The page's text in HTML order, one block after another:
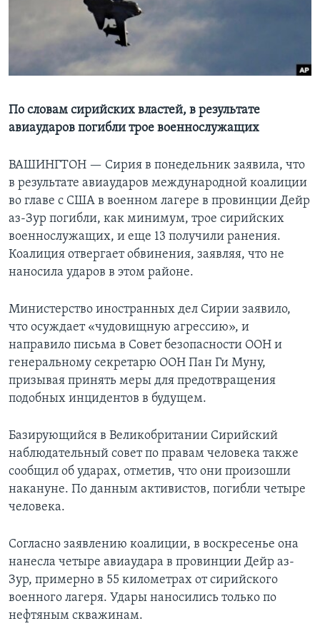
Learning English
СОЦИАЛЬНЫЕ СЕТИ
Языки
По словам сирийских властей, в результате
авиаударов погибли трое военнослужащих
ВАШИНГТОН — Сирия в понедельник заявила, что
в результате авиаударов международной коалиции
во главе с США в военном лагере в провинции Дейр
аз-Зур погибли, как минимум, трое сирийских
военнослужащих, и еще 13 получили ранения.
Коалиция отвергает обвинения, заявляя, что не
наносила ударов в этом районе.
Министерство иностранных дел Сирии заявило,
что осуждает «чудовищную агрессию», и
направило письма в Совет безопасности ООН и
генеральному секретарю ООН Пан Ги Муну,
призывая принять меры для предотвращения
подобных инцидентов в будущем.
Базирующийся в Великобритании Сирийский
наблюдательный совет по правам человека также
сообщил об ударах, отметив, что они произошли
накануне. По данным активистов, погибли четыре
человека.
Согласно заявлению коалиции, в воскресенье она
нанесла четыре авиаудара в провинции Дейр аз-
Зур, примерно в 55 километрах от сирийского
военного лагеря. Удары наносились только по
нефтяным скважинам.